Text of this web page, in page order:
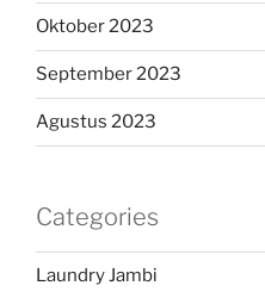
Oktober 2023
September 2023
Agustus 2023
Categories
Laundry Jambi